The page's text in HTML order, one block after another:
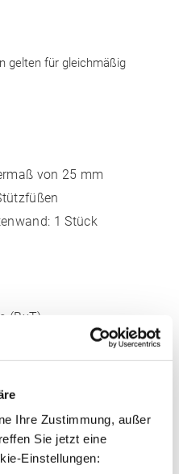
Ihre Zustimmung, außer
Sie jetzt eine
Einstellungen:
gelten für gleichmäßig
von 25 mm
1 Stück
(BxT)
P4
verzinkt
notwendig